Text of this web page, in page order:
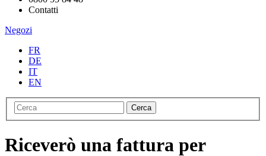
Contatti
Negozi
FR
DE
IT
EN
Cerca
Riceverò una fattura per